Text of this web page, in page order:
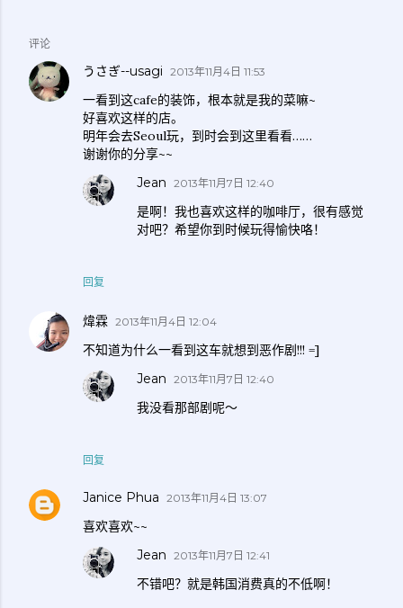
评论
うさぎ--usagi 2013年11月4日 11:53
一看到这cafe的装饰，根本就是我的菜嘛~
好喜欢这样的店。
明年会去Seoul玩，到时会到这里看看……
谢谢你的分享~~
回复
Jean 2013年11月7日 12:40
是啊！我也喜欢这样的咖啡厅，很有感觉
对吧？希望你到时候玩得愉快咯！
煒霖 2013年11月4日 12:04
不知道为什么一看到这车就想到恶作剧!!! =]
回复
Jean 2013年11月7日 12:40
我没看那部剧呢～
Janice Phua 2013年11月4日 13:07
喜欢喜欢~~
Jean 2013年11月7日 12:41
不错吧？就是韩国消费真的不低啊！